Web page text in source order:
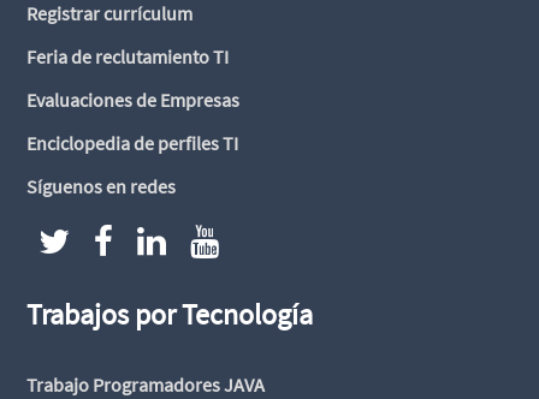
Registrar currículum
Feria de reclutamiento TI
Evaluaciones de Empresas
Enciclopedia de perfiles TI
Síguenos en redes
Trabajos por Tecnología
Trabajo Programadores JAVA